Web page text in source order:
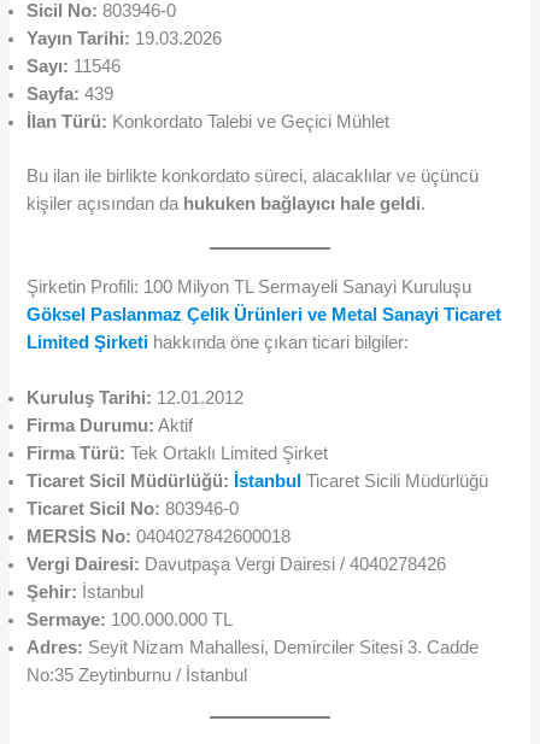
Sicil No: 803946-0
Yayın Tarihi: 19.03.2026
Sayı: 11546
Sayfa: 439
İlan Türü: Konkordato Talebi ve Geçici Mühlet
Bu ilan ile birlikte konkordato süreci, alacaklılar ve üçüncü
kişiler açısından da hukuken bağlayıcı hale geldi.
Şirketin Profili: 100 Milyon TL Sermayeli Sanayi Kuruluşu
Göksel Paslanmaz Çelik Ürünleri ve Metal Sanayi Ticaret
Limited Şirketi hakkında öne çıkan ticari bilgiler:
Kuruluş Tarihi: 12.01.2012
Firma Durumu: Aktif
Firma Türü: Tek Ortaklı Limited Şirket
Ticaret Sicil Müdürlüğü: İstanbulTicaret Sicili Müdürlüğü
Ticaret Sicil No: 803946-0
MERSİS No: 0404027842600018
Vergi Dairesi: Davutpaşa Vergi Dairesi / 4040278426
Şehir: İstanbul
Sermaye: 100.000.000 TL
Adres: Seyit Nizam Mahallesi, Demirciler Sitesi 3. Cadde
No:35 Zeytinburnu / İstanbul